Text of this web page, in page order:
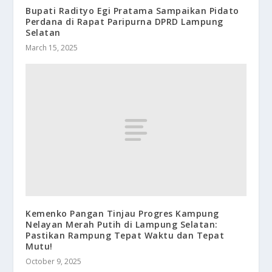
Bupati Radityo Egi Pratama Sampaikan Pidato
Perdana di Rapat Paripurna DPRD Lampung
Selatan
March 15, 2025
Kemenko Pangan Tinjau Progres Kampung
Nelayan Merah Putih di Lampung Selatan:
Pastikan Rampung Tepat Waktu dan Tepat
Mutu!
October 9, 2025